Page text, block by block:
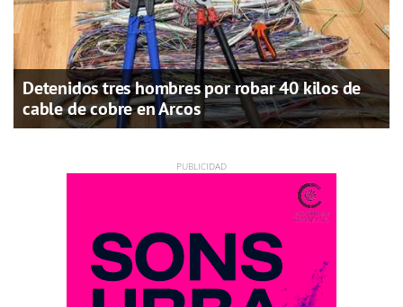
Detenidos tres hombres por robar 40 kilos de
cable de cobre en Arcos